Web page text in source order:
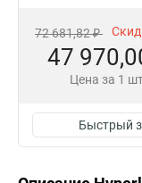
72 681,82 ₽
47
Цена за 1
Быстрый